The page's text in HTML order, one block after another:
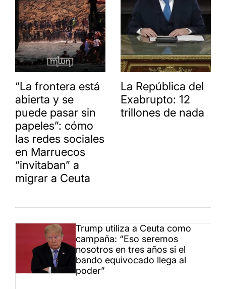
“La frontera está
abierta y se
puede pasar sin
papeles”: cómo
las redes sociales
en Marruecos
“invitaban” a
migrar a Ceuta
La República del
Exabrupto: 12
trillones de nada
Trump utiliza a Ceuta como
campaña: “Eso seremos
nosotros en tres años si el
bando equivocado llega al
poder”